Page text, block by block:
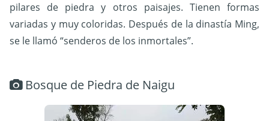
pilares de piedra y otros paisajes. Tienen formas
variadas y muy coloridas. Después de la dinastía Ming,
se le llamó “senderos de los inmortales”.
Bosque de Piedra de Naigu